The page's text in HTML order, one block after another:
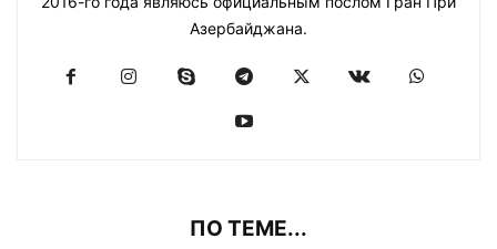
Азербайджана.
ПО ТЕМЕ...